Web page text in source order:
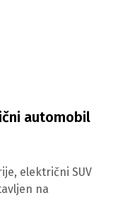
automobil
električni SUV
na